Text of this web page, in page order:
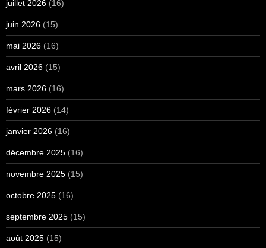
juillet 2026 (16)
juin 2026 (15)
mai 2026 (16)
avril 2026 (15)
mars 2026 (16)
février 2026 (14)
janvier 2026 (16)
décembre 2025 (16)
novembre 2025 (15)
octobre 2025 (16)
septembre 2025 (15)
août 2025 (15)